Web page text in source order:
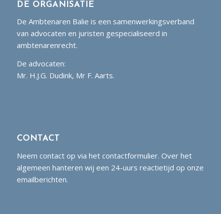
DE ORGANISATIE
De Ambtenaren Balie is een samenwerkingsverband
van advocaten en juristen gespecialiseerd in
ambtenarenrecht.
De advocaten:
Mr. H.J.G. Dudink, Mr F. Aarts.
CONTACT
Neem contact op via het contactformulier. Over het
algemeen hanteren wij een 24-uurs reactietijd op onze
emailberichten.